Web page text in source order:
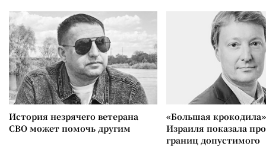
История незрячего ветерана
СВО может помочь другим
«Большая
Израиля показала
границ допустимого